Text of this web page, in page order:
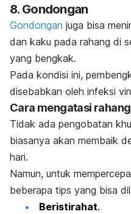
8. Gondongan
Gondongan juga bisa
dan kaku pada rahang di
yang bengkak.
Pada kondisi ini,
disebabkan oleh infeksi
Cara mengatasi
Tidak ada pengobatan
biasanya akan membaik
hari.
Namun, untuk
beberapa tips yang bisa
Beristirahat.